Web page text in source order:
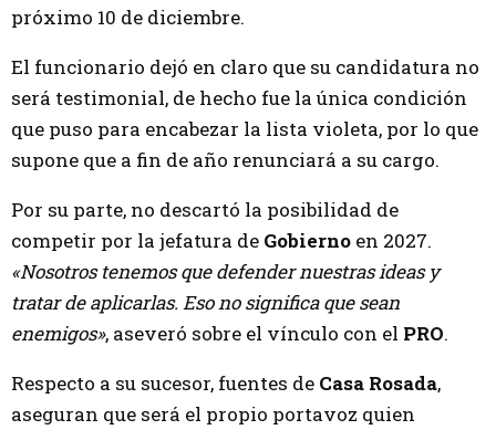
próximo 10 de diciembre.
El funcionario dejó en claro que su candidatura no
será testimonial, de hecho fue la única condición
que puso para encabezar la lista violeta, por lo que
supone que a fin de año renunciará a su cargo.
Por su parte, no descartó la posibilidad de
competir por la jefatura de Gobierno en 2027.
«Nosotros tenemos que defender nuestras ideas y
tratar de aplicarlas. Eso no significa que sean
enemigos», aseveró sobre el vínculo con el PRO.
Respecto a su sucesor, fuentes de Casa Rosada,
aseguran que será el propio portavoz quien